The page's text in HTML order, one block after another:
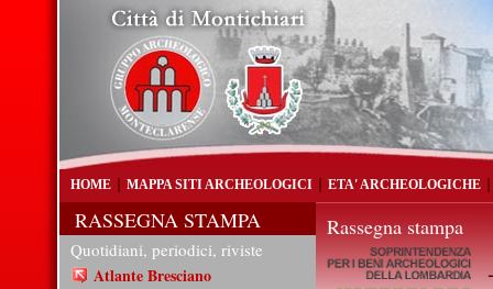
HOME MAPPA SITI ARCHEOLOGICI ETA' ARCHEOLOGICHE
RASSEGNA STAMPA
Quotidiani, periodici, riviste
Atlante Bresciano
Rassegna stampa
-